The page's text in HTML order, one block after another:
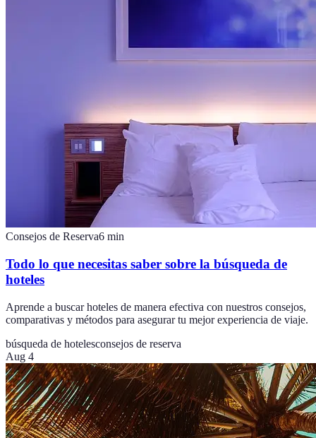
Consejos de Reserva6 min
Todo lo que necesitas saber sobre la búsqueda de
hoteles
Aprende a buscar hoteles de manera efectiva con nuestros consejos,
comparativas y métodos para asegurar tu mejor experiencia de viaje.
búsqueda de hotelesconsejos de reserva
Aug 4